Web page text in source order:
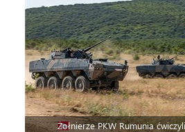
Żołnierze PKW Rumunia